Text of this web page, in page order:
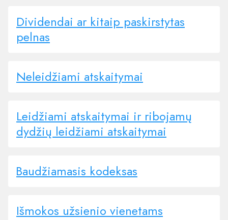
Dividendai ar kitaip paskirstytas
pelnas
Neleidžiami atskaitymai
Leidžiami atskaitymai ir ribojamų
dydžių leidžiami atskaitymai
Baudžiamasis kodeksas
Išmokos užsienio vienetams